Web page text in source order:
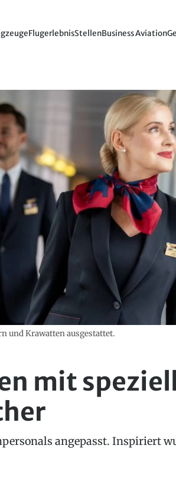
FlugerlebnisStellenBusiness Aviation
und Krawatten ausgestattet.
mit
angepasst. Inspiriert